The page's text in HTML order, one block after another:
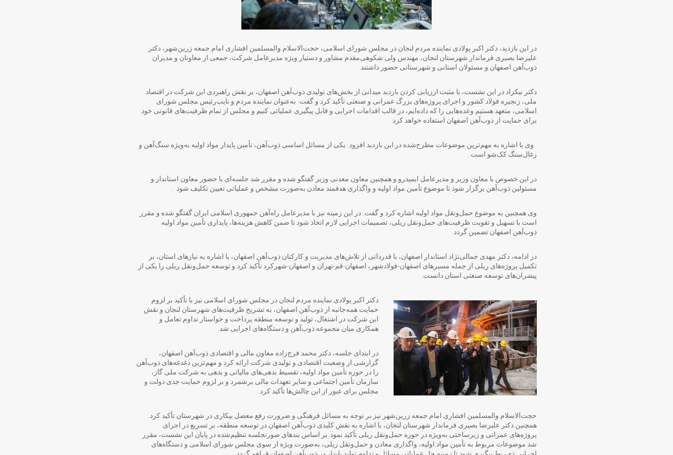
در این بازدید، دکتر اکبر پولادی نماینده مردم لنجان در مجلس شورای اسلامی، حجت‌الاسلام والمسلمین افشاری امام جمعه زرین‌شهر، دکتر
علیرضا بصیری فرماندار شهرستان لنجان، مهندس ولی شکوهی‌مقدم مشاور و دستیار ویژه مدیرعامل شرکت، جمعی از معاونان و مدیران
ذوب‌آهن اصفهان و مسئولان استانی و شهرستانی حضور داشتند.
دکتر نیکزاد در این نشست، با مثبت ارزیابی کردن بازدید میدانی از بخش‌های تولیدی ذوب‌آهن اصفهان، بر نقش راهبردی این شرکت در اقتصاد
ملی، زنجیره فولاد کشور و اجرای پروژه‌های بزرگ عمرانی و صنعتی تأکید کرد و گفت: به‌عنوان نماینده مردم و نایب‌رئیس مجلس شورای
اسلامی، متعهد هستیم وعده‌هایی را که داده‌ایم، در قالب اقدامات اجرایی و قابل پیگیری عملیاتی کنیم و مجلس از تمام ظرفیت‌های قانونی خود
برای حمایت از ذوب‌آهن اصفهان استفاده خواهد کرد.
وی با اشاره به مهم‌ترین موضوعات مطرح‌شده در این بازدید افزود: یکی از مسائل اساسی ذوب‌آهن، تأمین پایدار مواد اولیه به‌ویژه سنگ‌آهن و
زغال‌سنگ کک‌شو است.
در این خصوص با معاون وزیر و مدیرعامل ایمیدرو و همچنین معاون معدنی وزیر گفتگو شده و مقرر شد جلسه‌ای با حضور معاون استاندار و
مسئولین ذوب‌آهن برگزار شود تا موضوع تأمین مواد اولیه و واگذاری هدفمند معادن به‌صورت مشخص و عملیاتی تعیین تکلیف شود .
وی همچنین به موضوع حمل‌ونقل مواد اولیه اشاره کرد و گفت: در این زمینه نیز با مدیرعامل راه‌آهن جمهوری اسلامی ایران گفتگو شده و مقرر
است با تسهیل و تقویت ظرفیت‌های حمل‌ونقل ریلی، تصمیمات اجرایی لازم اتخاذ شود تا ضمن کاهش هزینه‌ها، پایداری تأمین مواد اولیه
ذوب‌آهن اصفهان تضمین گردد.
در ادامه، دکتر مهدی جمالی‌نژاد استاندار اصفهان، با قدردانی از تلاش‌های مدیریت و کارکنان ذوب‌آهن اصفهان، با اشاره به نیازهای استان، بر
تکمیل پروژه‌های ریلی از جمله مسیرهای اصفهان–فولادشهر، اصفهان–قم–تهران و اصفهان–شهرکرد تأکید کرد و توسعه حمل‌ونقل ریلی را یکی از
پیشران‌های توسعه صنعتی استان دانست.
دکتر اکبر پولادی نماینده مردم لنجان در مجلس شورای اسلامی نیز با تأکید بر لزوم
حمایت همه‌جانبه از ذوب‌آهن اصفهان، به تشریح ظرفیت‌های شهرستان لنجان و نقش
این شرکت در اشتغال، تولید و توسعه منطقه پرداخت و خواستار تداوم تعامل و
همکاری میان مجموعه ذوب‌آهن و دستگاه‌های اجرایی شد.
در ابتدای جلسه، دکتر محمد فرج‌زاده معاون مالی و اقتصادی ذوب‌آهن اصفهان،
گزارشی از وضعیت اقتصادی و تولیدی شرکت ارائه کرد و مهم‌ترین دغدغه‌های ذوب‌آهن
را در حوزه تأمین مواد اولیه، تقسیط بدهی‌های مالیاتی و بدهی به شرکت ملی گاز،
سازمان تأمین اجتماعی و سایر تعهدات مالی برشمرد و بر لزوم حمایت جدی دولت و
مجلس برای عبور از این چالش‌ها تأکید کرد.
حجت‌الاسلام والمسلمین افشاری امام جمعه زرین‌شهر نیز بر توجه به مسائل فرهنگی و ضرورت رفع معضل بیکاری در شهرستان تأکید کرد.
همچنین دکتر علیرضا بصیری فرماندار شهرستان لنجان، با اشاره به نقش کلیدی ذوب‌آهن اصفهان در توسعه منطقه، بر تسریع در اجرای
پروژه‌های عمرانی و زیرساختی به‌ویژه در حوزه حمل‌ونقل ریلی تأکید نمود. بر اساس بندهای صورتجلسه تنظیم‌شده در پایان این نشست، مقرر
شد موضوعات مربوط به تأمین مواد اولیه، واگذاری معادن و حمل‌ونقل ریلی، به‌صورت ویژه از سوی مجلس شورای اسلامی و دستگاه‌های